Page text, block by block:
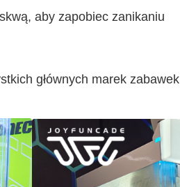
aby zapobiec zanikaniu
głównych marek zabawek